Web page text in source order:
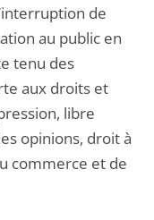
de
au public en
tenu des
aux droits et
libre
opinions, droit à
commerce et de